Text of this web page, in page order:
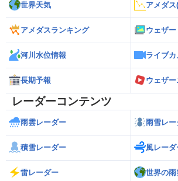
世界天気 アメダ
アメダスランキング ウェザー
河川水位情報 ライブカ
長期予報 ウェザ
レーダーコンテンツ
雨雲レーダー 雨雪レー
積雪レーダー 風レーダ
雷レーダー 世界の